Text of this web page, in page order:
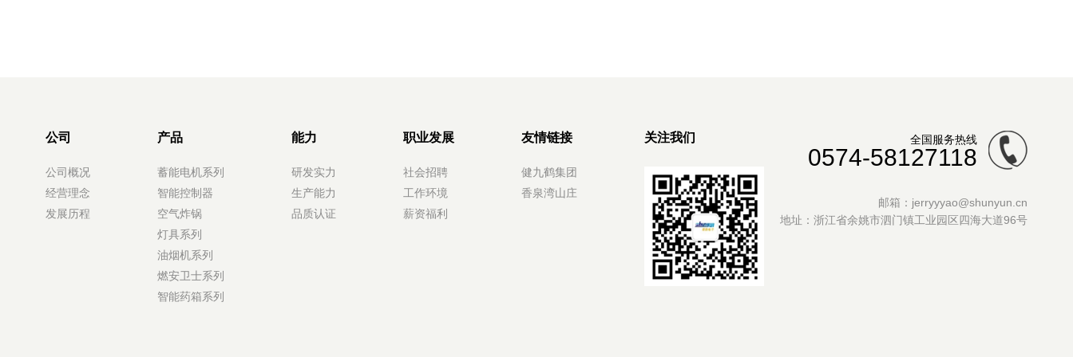
公司
公司概况
经营理念
发展历程
产品
蓄能电机系列
智能控制器
空气炸锅
灯具系列
油烟机系列
燃安卫士系列
智能药箱系列
能力
研发实力
生产能力
品质认证
职业发展
社会招聘
工作环境
薪资福利
友情链接
健九鹤集团
香泉湾山庄
关注我们 全国服务热线
0574-58127118
邮箱：jerryyyao@shunyun.cn
地址：浙江省余姚市泗门镇工业园区四海大道96号